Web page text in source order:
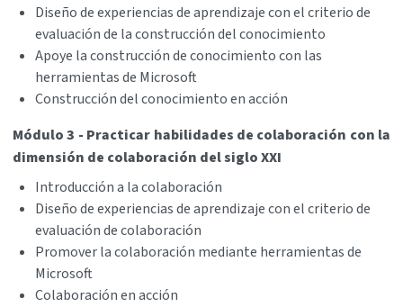
Diseño de experiencias de aprendizaje con el criterio de
evaluación de la construcción del conocimiento
Apoye la construcción de conocimiento con las
herramientas de Microsoft
Construcción del conocimiento en acción
Módulo 3 - Practicar habilidades de colaboración con la
dimensión de colaboración del siglo XXI
Introducción a la colaboración
Diseño de experiencias de aprendizaje con el criterio de
evaluación de colaboración
Promover la colaboración mediante herramientas de
Microsoft
Colaboración en acción